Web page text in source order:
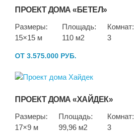
ПРОЕКТ ДОМА «БЕТЕЛ»
Размеры:
15×15 м
Площадь:
110 м2
Комнат:
3
ОТ 3.575.000 РУБ.
ПРОЕКТ ДОМА «ХАЙДЕК»
Размеры:
17×9 м
Площадь:
99,96 м2
Комнат:
3